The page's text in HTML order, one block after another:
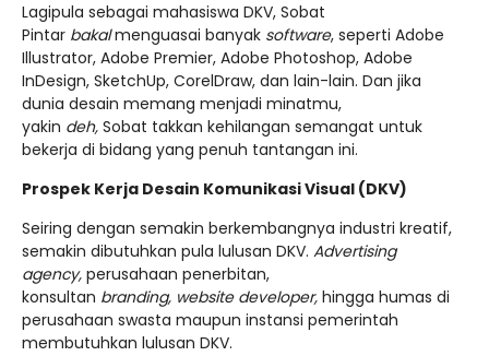
Lagipula sebagai mahasiswa DKV, Sobat
Pintar bakalmenguasai banyak software, seperti Adobe
Illustrator, Adobe Premier, Adobe Photoshop, Adobe
InDesign, SketchUp, CorelDraw, dan lain-lain. Dan jika
dunia desain memang menjadi minatmu,
yakin deh, Sobat takkan kehilangan semangat untuk
bekerja di bidang yang penuh tantangan ini.
Prospek Kerja Desain Komunikasi Visual (DKV)
Seiring dengan semakin berkembangnya industri kreatif,
semakin dibutuhkan pula lulusan DKV. Advertising
agency, perusahaan penerbitan,
konsultan branding, website developer, hingga humas di
perusahaan swasta maupun instansi pemerintah
membutuhkan lulusan DKV.